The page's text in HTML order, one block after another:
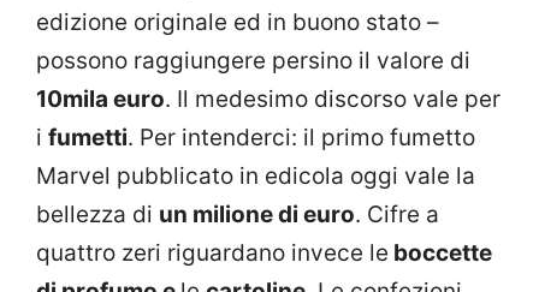
edizione originale ed in buono stato –
possono raggiungere persino il valore di
10mila euro. Il medesimo discorso vale per
i fumetti. Per intenderci: il primo fumetto
Marvel pubblicato in edicola oggi vale la
bellezza di un milione di euro. Cifre a
quattro zeri riguardano invece le boccette